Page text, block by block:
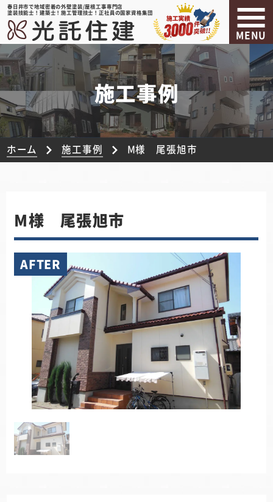
春日井市で地域密着の外壁塗装/屋根工事専門店
塗装技能士！建築士！施工管理技士！正社員の国家資格集団
MENU
施工事例
ホーム 施工事例 M様 尾張旭市
M様 尾張旭市